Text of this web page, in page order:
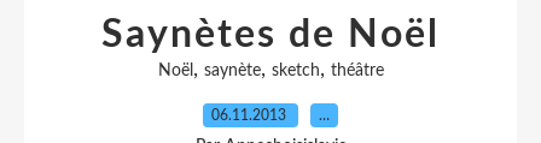
Saynètes de Noël
Noël, saynète, sketch, théâtre
06.11.2013 …